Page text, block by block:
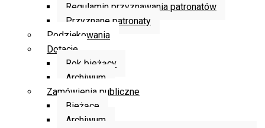
Regulamin przyznawania patronatów
Przyznane patronaty
Podziękowania
Dotacje
Rok bieżący
Archiwum
Zamówienia publiczne
Bieżące
Archiwum